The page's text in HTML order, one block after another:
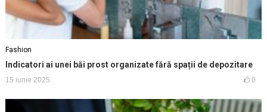
Fashion
Indicatori ai unei băi prost organizate fără spații de depozitare
15 iunie 2025 0